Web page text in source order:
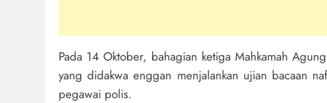
Pada 14 Oktober, bahagian ketiga Mahkamah
yang didakwa enggan menjalankan ujian bacaan
pegawai polis.